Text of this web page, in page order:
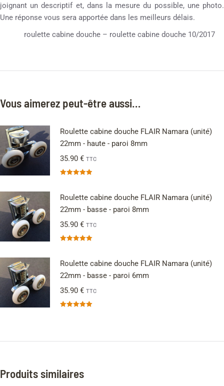
joignant un descriptif et, dans la mesure du possible, une photo.
Une réponse vous sera apportée dans les meilleurs délais.
roulette cabine douche – roulette cabine douche 10/2017
Vous aimerez peut-être aussi…
Roulette cabine douche FLAIR Namara (unité)
22mm - haute - paroi 8mm
35.90 € TTC
Roulette cabine douche FLAIR Namara (unité)
22mm - basse - paroi 8mm
35.90 € TTC
Roulette cabine douche FLAIR Namara (unité)
22mm - basse - paroi 6mm
35.90 € TTC
Produits similaires